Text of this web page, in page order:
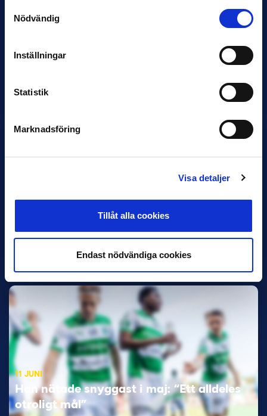
Nödvändig
Inställningar
Statistik
Marknadsföring
Visa detaljer
Tillåt alla cookies
Endast nödvändiga cookies
Samma vinnare som i…
VM-spelare med förflutet i Allsvenskan
och Superettan
Elfenbenskusten…
11 JUNI
Han nätade snyggast i maj: “Ett alldeles
otroligt mål”